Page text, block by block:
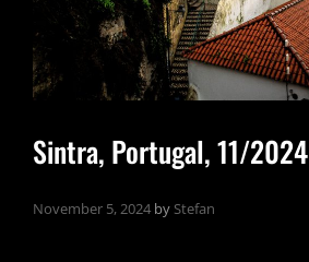
Sintra, Portugal, 11/2024
November 5, 2024 by Stefan